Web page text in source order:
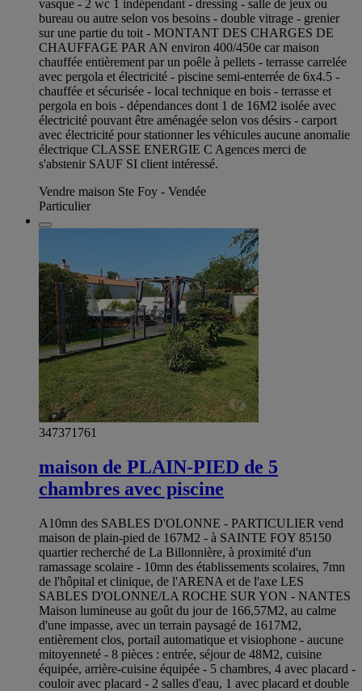
vasque - 2 wc 1 indépendant - dressing - salle de jeux ou
bureau ou autre selon vos besoins - double vitrage - grenier
sur une partie du toit - MONTANT DES CHARGES DE
CHAUFFAGE PAR AN environ 400/450e car maison
chauffée entièrement par un poêle à pellets - terrasse carrelée
avec pergola et électricité - piscine semi-enterrée de 6x4.5 -
chauffée et sécurisée - local technique en bois - terrasse et
pergola en bois - dépendances dont 1 de 16M2 isolée avec
électricité pouvant être aménagée selon vos désirs - carport
avec électricité pour stationner les véhicules aucune anomalie
électrique CLASSE ENERGIE C Agences merci de
s'abstenir SAUF SI client intéressé.
Vendre maison Ste Foy - Vendée
Particulier
347371761
maison de PLAIN-PIED de 5
chambres avec piscine
A10mn des SABLES D'OLONNE - PARTICULIER vend
maison de plain-pied de 167M2 - à SAINTE FOY 85150
quartier recherché de La Billonnière, à proximité d'un
ramassage scolaire - 10mn des établissements scolaires, 7mn
de l'hôpital et clinique, de l'ARENA et de l'axe LES
SABLES D'OLONNE/LA ROCHE SUR YON - NANTES
Maison lumineuse au goût du jour de 166,57M2, au calme
d'une impasse, avec un terrain paysagé de 1617M2,
entièrement clos, portail automatique et visiophone - aucune
mitoyenneté - 8 pièces : entrée, séjour de 48M2, cuisine
équipée, arrière-cuisine équipée - 5 chambres, 4 avec placard -
couloir avec placard - 2 salles d'eau, 1 avec placard et double